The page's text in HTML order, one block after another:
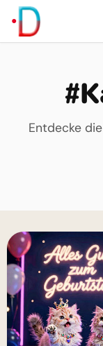
Entdecke